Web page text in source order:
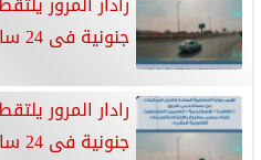
جنونية فى 24 ساعة
جنونية فى 24 ساعة